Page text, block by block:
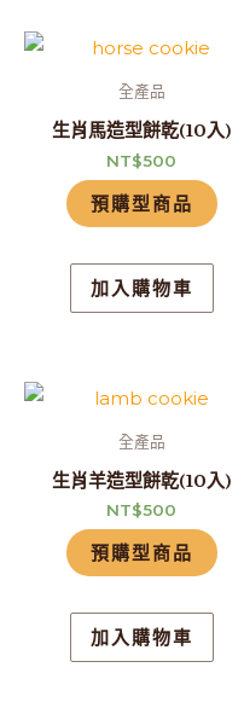
全產品
生肖馬造型餅乾(10入)
NT$500
預購型商品
加入購物車
全產品
生肖羊造型餅乾(10入)
NT$500
預購型商品
加入購物車